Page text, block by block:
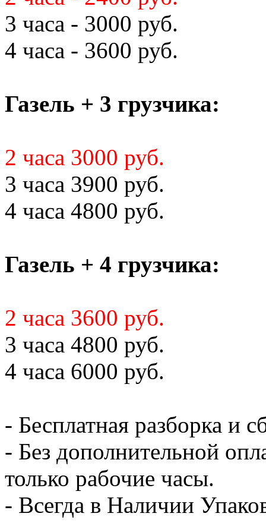
3 часа - 3000 руб.
4 часа - 3600 руб.
Газель + 3 грузчика:
2 часа 3000 руб.
3 часа 3900 руб.
4 часа 4800 руб.
Газель + 4 грузчика:
2 часа 3600 руб.
3 часа 4800 руб.
4 часа 6000 руб.
- Бесплатная разборка и
- Без дополнительной
только рабочие часы.
- Всегда в Наличии